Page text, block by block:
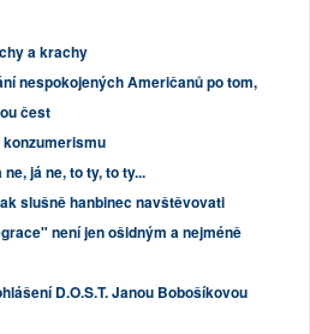
a krachy
nespokojených Američanů po tom,
čest
konzumerismu
ne, já ne, to ty, to ty...
slušně hanbinec navštěvovati
není jen ošidným a nejméně
D.O.S.T. Janou Bobošíkovou